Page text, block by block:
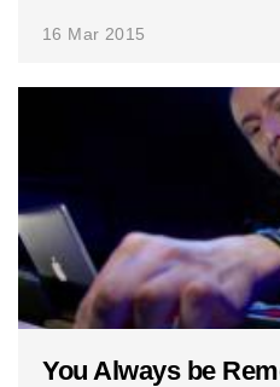
16 Mar 2015
You Always be